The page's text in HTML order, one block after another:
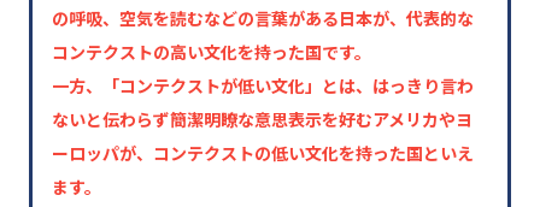
の呼吸、空気を読むなどの言葉がある日本が、代表的な
コンテクストの高い文化を持った国です。
一方、「コンテクストが低い文化」とは、はっきり言わ
ないと伝わらず簡潔明瞭な意思表示を好むアメリカやヨ
ーロッパが、コンテクストの低い文化を持った国といえ
ます。